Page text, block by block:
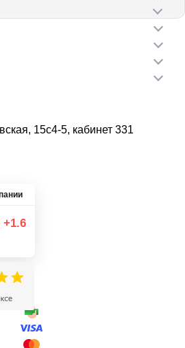
15с4-5, кабинет 331
+1.6